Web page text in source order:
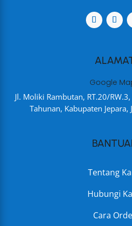
Google
Jl. Moliki Rambutan, RT.20/
Tahunan, Kabupaten Jepara,
Tentang
Hubungi
Cara